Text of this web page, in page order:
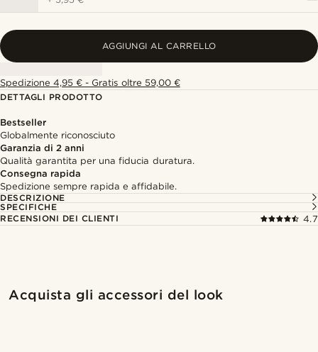
AGGIUNGI AL CARRELLO
Spedizione 4,95 € - Gratis oltre 59,00 €
DETTAGLI PRODOTTO
Bestseller
Globalmente riconosciuto
Garanzia di 2 anni
Qualità garantita per una fiducia duratura.
Consegna rapida
Spedizione sempre rapida e affidabile.
DESCRIZIONE
SPECIFICHE
RECENSIONI DEI CLIENTI
4.7
Acquista gli accessori del look